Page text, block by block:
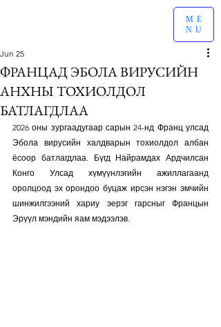
ME
NU
ФРАНЦАД ЭБОЛА ВИРУСИЙН
АНХНЫ ТОХИОЛДОЛ
БАТЛАГДЛАА
Jun 25
2026 оны зургаадугаар сарын 24-нд Франц улсад
Эбола вирусийн халдварын тохиолдол албан
ёсоор батлагдлаа. Бүгд Найрамдах Ардчилсан
Конго Улсад хүмүүнлэгийн ажиллагаанд
оролцоод эх орондоо буцаж ирсэн нэгэн эмчийн
шинжилгээний хариу эерэг гарсныг Францын
Эрүүл мэндийн яам мэдээлэв.